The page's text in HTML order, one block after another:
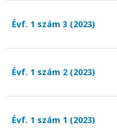
Évf. 1 szám 3 (2023)
Évf. 1 szám 2 (2023)
Évf. 1 szám 1 (2023)